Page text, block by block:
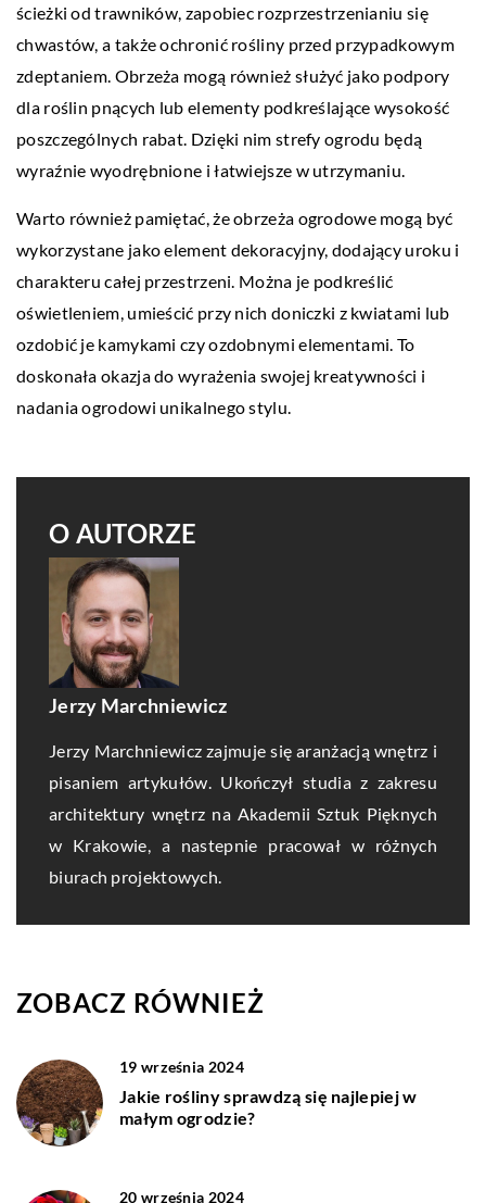
ścieżki od trawników, zapobiec rozprzestrzenianiu się
chwastów, a także ochronić rośliny przed przypadkowym
zdeptaniem. Obrzeża mogą również służyć jako podpory
dla roślin pnących lub elementy podkreślające wysokość
poszczególnych rabat. Dzięki nim strefy ogrodu będą
wyraźnie wyodrębnione i łatwiejsze w utrzymaniu.
Warto również pamiętać, że obrzeża ogrodowe mogą być
wykorzystane jako element dekoracyjny, dodający uroku i
charakteru całej przestrzeni. Można je podkreślić
oświetleniem, umieścić przy nich doniczki z kwiatami lub
ozdobić je kamykami czy ozdobnymi elementami. To
doskonała okazja do wyrażenia swojej kreatywności i
nadania ogrodowi unikalnego stylu.
O AUTORZE
Jerzy Marchniewicz
Jerzy Marchniewicz zajmuje się aranżacją wnętrz i
pisaniem artykułów. Ukończył studia z zakresu
architektury wnętrz na Akademii Sztuk Pięknych
w Krakowie, a nastepnie pracował w różnych
biurach projektowych.
ZOBACZ RÓWNIEŻ
19 września 2024
Jakie rośliny sprawdzą się najlepiej w
małym ogrodzie?
20 września 2024